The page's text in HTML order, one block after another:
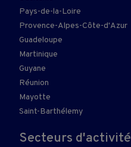
Pays-de-la-Loire
Provence-Alpes-Côte-d'Azur
Guadeloupe
Martinique
Guyane
Réunion
Mayotte
Saint-Barthélemy
Secteurs d'activité